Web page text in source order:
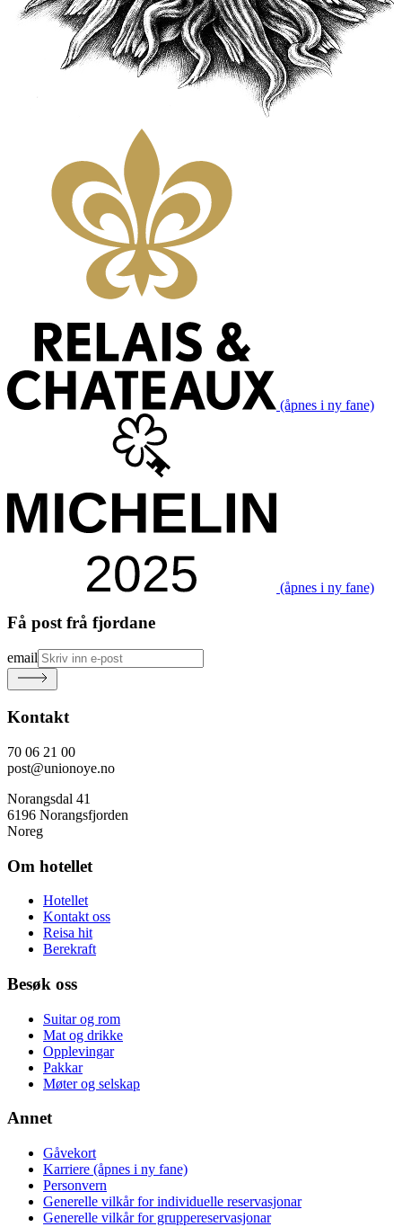
(åpnes i ny fane)
(åpnes i ny fane)
Få post frå fjordane
email
Kontakt
70 06 21 00
post@unionoye.no
Norangsdal 41
6196 Norangsfjorden
Noreg
Om hotellet
Hotellet
Kontakt oss
Reisa hit
Berekraft
Besøk oss
Suitar og rom
Mat og drikke
Opplevingar
Pakkar
Møter og selskap
Annet
Gåvekort
Karriere (åpnes i ny fane)
Personvern
Generelle vilkår for individuelle reservasjonar
Generelle vilkår for gruppereservasjonar